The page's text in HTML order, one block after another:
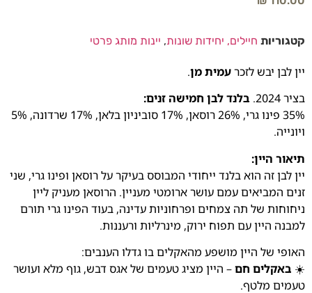
קטגוריות חיילים, יחידות שונות, יינות מותג פרטי
יין לבן יבש לזכרעמית מן.
בציר 2024.
בלנד לבן חמישה זנים:
35% פינו גרי, 26% רוסאן, 17% סוביניון בלאן, 17% שרדונה, 5%
ויונייה.
תיאור היין:
יין לבן זה הוא בלנד ייחודי המבוסס בעיקר על רוסאן ופינו גרי, שני
זנים המביאים עמם עושר ארומטי מעניין. הרוסאן מעניק ליין
ניחוחות של תה צמחים ופרחוניות עדינה, בעוד הפינו גרי תורם
למבנה היין עם תפוח ירוק, מינרליות ורעננות.
האופי של היין מושפע מהאקלים בו גדלו הענבים:
☀️ באקלים חם– היין מציג טעמים של אגס דבש, גוף מלא ועושר
טעמים מלטף.